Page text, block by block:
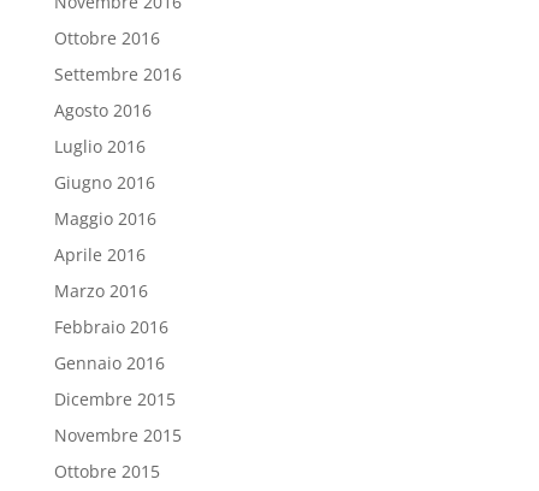
Ottobre 2016
Settembre 2016
Agosto 2016
Luglio 2016
Giugno 2016
Maggio 2016
Aprile 2016
Marzo 2016
Febbraio 2016
Gennaio 2016
Dicembre 2015
Novembre 2015
Ottobre 2015